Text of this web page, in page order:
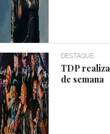
DESTAQUE
TDP
de semana